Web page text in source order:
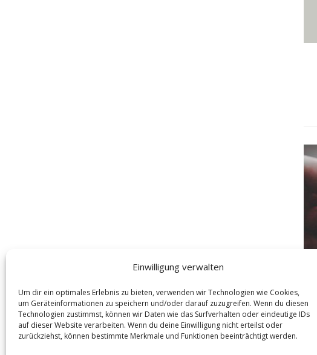
Einwilligung verwalten
Um dir ein optimales Erlebnis zu bieten, verwenden wir Technologien wie Cookies,
um Geräteinformationen zu speichern und/oder darauf zuzugreifen. Wenn du diesen
Technologien zustimmst, können wir Daten wie das Surfverhalten oder eindeutige IDs
auf dieser Website verarbeiten. Wenn du deine Einwilligung nicht erteilst oder
zurückziehst, können bestimmte Merkmale und Funktionen beeinträchtigt werden.